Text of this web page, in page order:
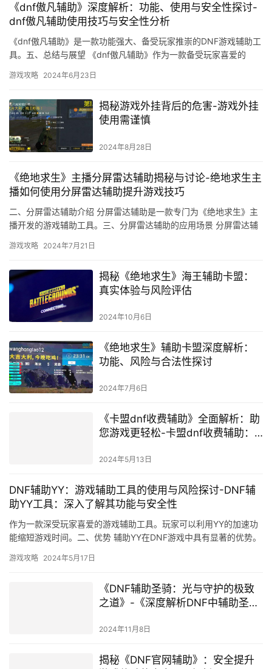
《dnf傲凡辅助》深度解析：功能、使用与安全性探讨-
dnf傲凡辅助使用技巧与安全性分析
《dnf傲凡辅助》是一款功能强大、备受玩家推崇的DNF游戏辅助工
具。五、总结与展望 《dnf傲凡辅助》作为一款备受玩家喜爱的
游戏攻略 2024年6月23日
揭秘游戏外挂背后的危害-游戏外挂
使用需谨慎
2024年8月28日
《绝地求生》主播分屏雷达辅助揭秘与讨论-绝地求生主
播如何使用分屏雷达辅助提升游戏技巧
二、分屏雷达辅助介绍 分屏雷达辅助是一款专门为《绝地求生》主
播开发的游戏辅助工具。三、分屏雷达辅助的应用场景 分屏雷达辅
游戏攻略 2024年7月21日
揭秘《绝地求生》海王辅助卡盟：
真实体验与风险评估
2024年10月6日
《绝地求生》辅助卡盟深度解析：
功能、风险与合法性探讨
2024年7月6日
《卡盟dnf收费辅助》全面解析：助
您游戏更轻松-卡盟dnf收费辅助：
2024年5月13日
DNF辅助YY：游戏辅助工具的使用与风险探讨-DNF辅
助YY工具：深入了解其功能与安全性
作为一款深受玩家喜爱的游戏辅助工具。玩家可以利用YY的加速功
能缩短游戏时间。二、优势 辅助YY在DNF游戏中具有显著的优势。
游戏攻略 2024年5月17日
《DNF辅助圣骑：光与守护的极致
之道》-《深度解析DNF中辅助圣骑
2024年11月8日
揭秘《DNF官网辅助》：安全提升